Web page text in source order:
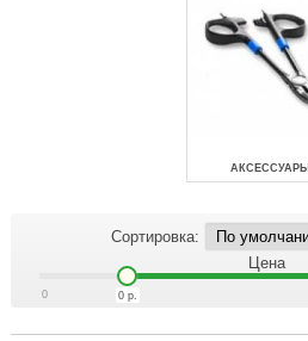
АКСЕССУАРЫ
Сортировка:
Цена
0 0р.